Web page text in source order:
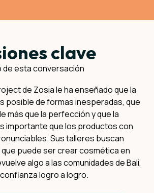
clave
de esta conversación
de Zosia le ha enseñado que la
posible de formas inesperadas, que
más que la perfección y que la
importante que los productos con
Sus talleres buscan
puede ser crear cosmética en
algo a las comunidades de Bali,
logro a logro.